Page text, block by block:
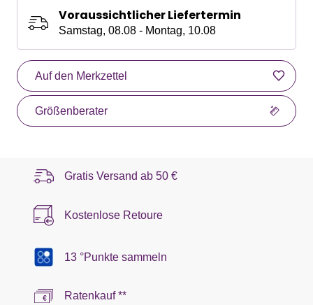
Voraussichtlicher Liefertermin
Samstag, 08.08 - Montag, 10.08
Auf den Merkzettel
Größenberater
Gratis Versand ab 50 €
Kostenlose Retoure
13 °Punkte sammeln
Ratenkauf **